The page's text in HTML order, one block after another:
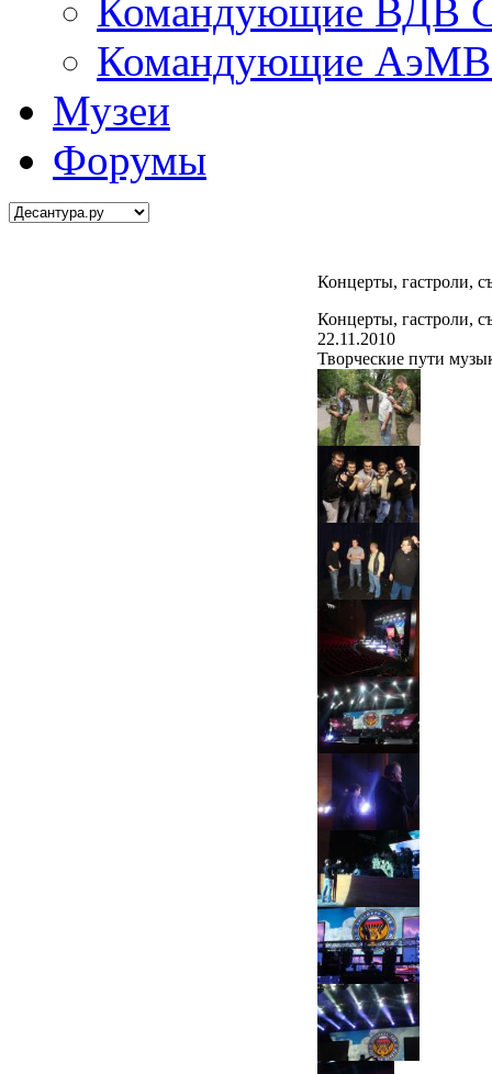
Командующие ВДВ
Командующие АэМВ
Музеи
Форумы
Концерты, гастроли,
Концерты, гастроли,
22.11.2010
Творческие пути